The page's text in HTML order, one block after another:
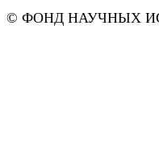
© ФОНД НАУЧНЫХ